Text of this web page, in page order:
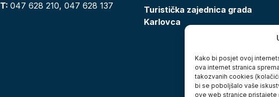
Kako bi posjet ovoj
ova internet stranica
takozvanih cookies
bi se poboljšalo vaše
ove web stranice pristajete
T:047 628 210, 047 628 137
Turistička zajednica grada
Karlovca